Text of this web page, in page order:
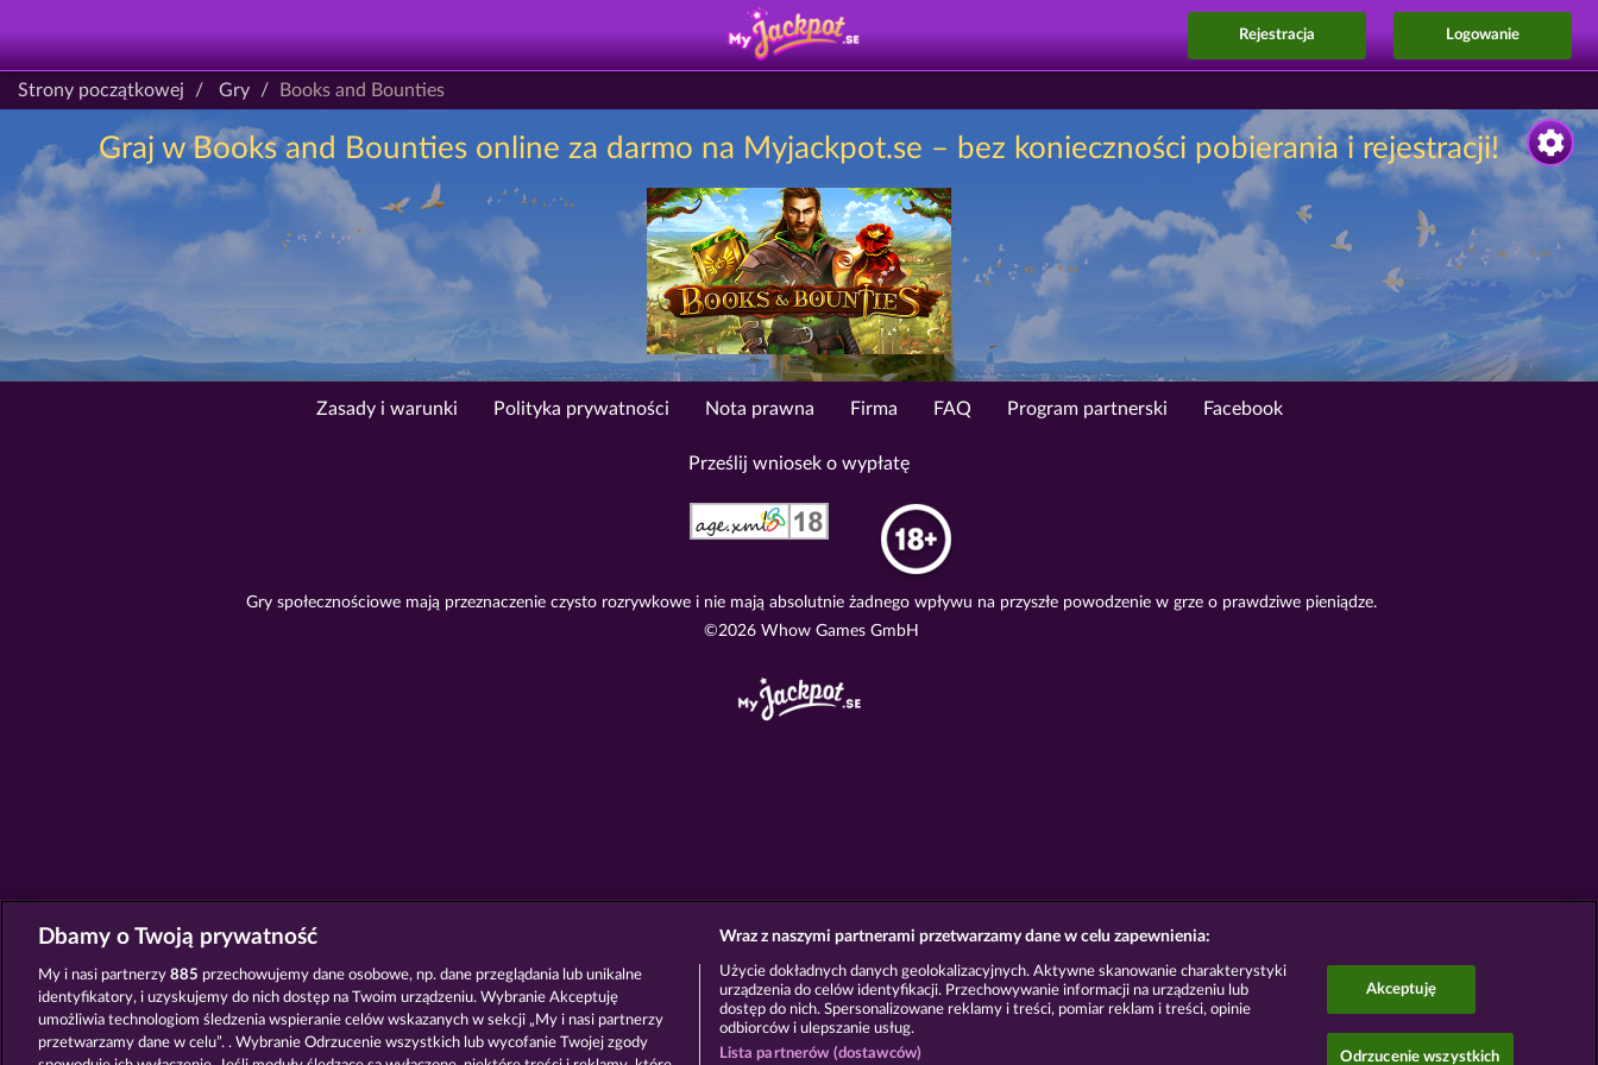
Rejestracja Logowanie
Strony początkowej Gry Books and Bounties
Graj w Books and Bounties online za darmo na Myjackpot.se – bez konieczności pobierania i rejestracji!
Zasady i warunki Polityka prywatności Nota prawna Firma FAQ Program partnerski Facebook
Prześlij wniosek o wypłatę
Gry społecznościowe mają przeznaczenie czysto rozrywkowe i nie mają absolutnie żadnego wpływu na przyszłe powodzenie w grze o prawdziwe pieniądze.
©2026 Whow Games GmbH
Dbamy o Twoją prywatność
My i nasi partnerzy 885 przechowujemy dane osobowe, np. dane przeglądania lub unikalne
identyfikatory, i uzyskujemy do nich dostęp na Twoim urządzeniu. Wybranie Akceptuję
umożliwia technologiom śledzenia wspieranie celów wskazanych w sekcji „My i nasi partnerzy
przetwarzamy dane w celu”. . Wybranie Odrzucenie wszystkich lub wycofanie Twojej zgody
Wraz z naszymi partnerami przetwarzamy dane w celu zapewnienia:
Użycie dokładnych danych geolokalizacyjnych. Aktywne skanowanie charakterystyki
urządzenia do celów identyfikacji. Przechowywanie informacji na urządzeniu lub
dostęp do nich. Spersonalizowane reklamy i treści, pomiar reklam i treści, opinie
odbiorców i ulepszanie usług.
Lista partnerów (dostawców)
Akceptuję
Odrzucenie wszystkich